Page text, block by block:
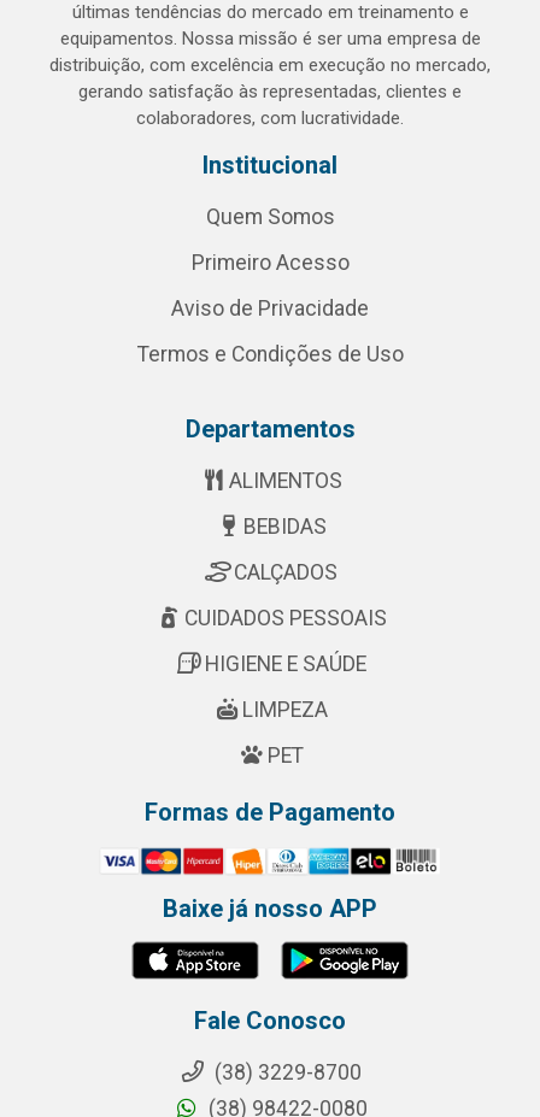
últimas tendências do mercado em treinamento e
equipamentos. Nossa missão é ser uma empresa de
distribuição, com excelência em execução no mercado,
gerando satisfação às representadas, clientes e
colaboradores, com lucratividade.
Institucional
Quem Somos
Primeiro Acesso
Aviso de Privacidade
Termos e Condições de Uso
Departamentos
ALIMENTOS
BEBIDAS
CALÇADOS
CUIDADOS PESSOAIS
HIGIENE E SAÚDE
LIMPEZA
PET
Formas de Pagamento
Baixe já nosso APP
Fale Conosco
(38) 3229-8700
(38) 98422-0080